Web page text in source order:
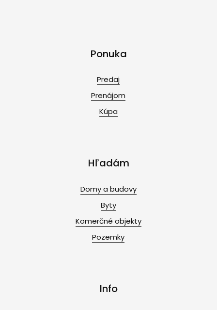
Ponuka
Predaj
Prenájom
Kúpa
Hľadám
Domy a budovy
Byty
Komerčné objekty
Pozemky
Info